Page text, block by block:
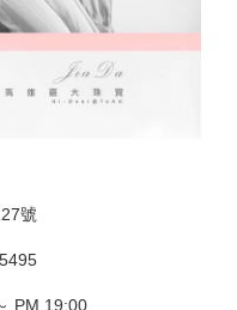
號
PM 19:00